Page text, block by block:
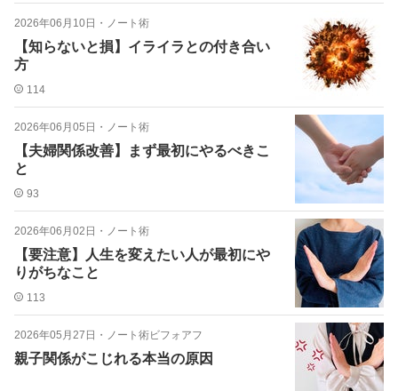
2026年06月10日 ・ ノート術
【知らないと損】イライラとの付き合い
方
114
2026年06月05日 ・ ノート術
【夫婦関係改善】まず最初にやるべきこ
と
93
2026年06月02日 ・ ノート術
【要注意】人生を変えたい人が最初にや
りがちなこと
113
2026年05月27日 ・ ノート術ビフォアフ
親子関係がこじれる本当の原因